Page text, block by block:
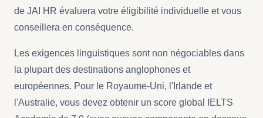
de JAI HR évaluera votre éligibilité individuelle et vous
conseillera en conséquence.
Les exigences linguistiques sont non négociables dans
la plupart des destinations anglophones et
européennes. Pour le Royaume-Uni, l'Irlande et
l'Australie, vous devez obtenir un score global IELTS